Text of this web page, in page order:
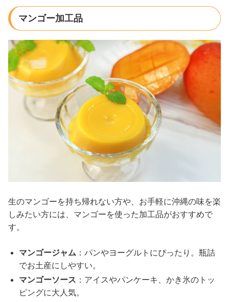
マンゴー加工品
生のマンゴーを持ち帰れない方や、お手軽に沖縄の味を楽
しみたい方には、マンゴーを使った加工品がおすすめで
す。
マンゴージャム ：パンやヨーグルトにぴったり。瓶詰
でお土産にしやすい。
マンゴーソース ：アイスやパンケーキ、かき氷のトッ
ピングに大人気。